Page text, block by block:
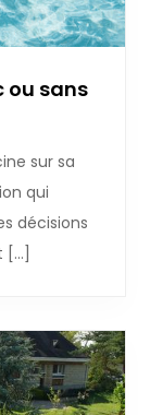
ou sans
sur sa
qui
décisions
[…]